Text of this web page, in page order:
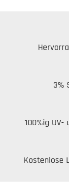
3%
100%ig
Kostenlose